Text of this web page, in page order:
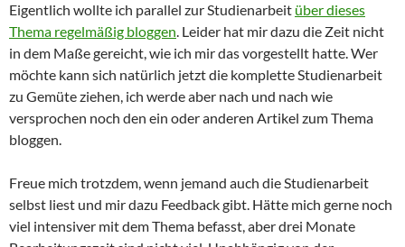
Eigentlich wollte ich parallel zur Studienarbeit über dieses
Thema regelmäßig bloggen. Leider hat mir dazu die Zeit nicht
in dem Maße gereicht, wie ich mir das vorgestellt hatte. Wer
möchte kann sich natürlich jetzt die komplette Studienarbeit
zu Gemüte ziehen, ich werde aber nach und nach wie
versprochen noch den ein oder anderen Artikel zum Thema
bloggen.
Freue mich trotzdem, wenn jemand auch die Studienarbeit
selbst liest und mir dazu Feedback gibt. Hätte mich gerne noch
viel intensiver mit dem Thema befasst, aber drei Monate